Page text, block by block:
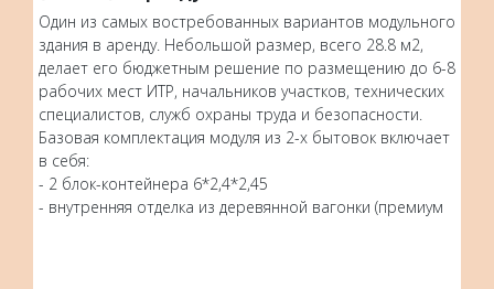
Один из самых востребованных вариантов модульного
здания в аренду. Небольшой размер, всего 28.8 м2,
делает его бюджетным решение по размещению до 6-8
рабочих мест ИТР, начальников участков, технических
специалистов, служб охраны труда и безопасности.
Базовая комплектация модуля из 2-х бытовок включает
в себя:
- 2 блок-контейнера 6*2,4*2,45
- внутренняя отделка из деревянной вагонки (премиум